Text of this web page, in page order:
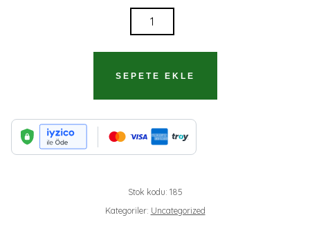
SEPETE EKLE
Stok kodu: 185
Kategoriler: Uncategorized